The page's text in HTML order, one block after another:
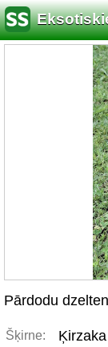
Pārdodu
Šķirne: Ķirzaka